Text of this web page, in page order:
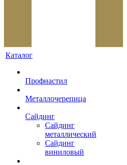
Каталог
Профнастил
Металлочерепица
Сайдинг
Сайдинг
металлический
Сайдинг
виниловый